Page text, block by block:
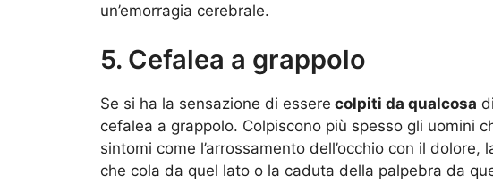
un’emorragia cerebrale.
5. Cefalea a grappolo
Se si ha la sensazione di essere colpiti da qualcosa
cefalea a grappolo. Colpiscono più spesso gli uomini
sintomi come l’arrossamento dell’occhio con il dolore,
che cola da quel lato o la caduta della palpebra da